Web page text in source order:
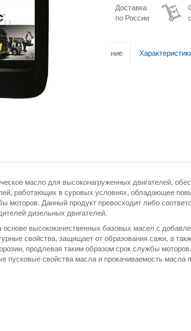
Доставка
по России
Описание
масло для высоконагруженных двигателей,
работающих в суровых условиях, обладающее
моторов. Данный продукт превосходит либо
дизельных двигателей.
высококачественных базовых масел с
свойства, защищает от образования сажи, а
продлевая таким образом срок службы
пусковые свойства масла и прокачиваемость масла